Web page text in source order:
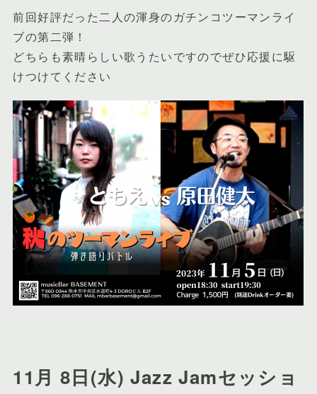
前回好評だった二人の渾身のガチンコツーマンライ
ブの第二弾！
どちらも素晴らしい歌うたいですのでぜひ応援に駆
けつけてください
11月 8日(水) Jazz Jamセッショ